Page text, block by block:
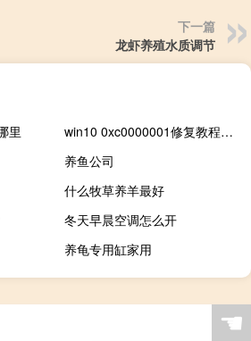
下一篇
龙虾养殖水质调节
里
win10 0xc0000001修复教程（win7 0x00000101蓝屏）
养鱼公司
什么牧草养羊最好
冬天早晨空调怎么开
养龟专用缸家用
☚